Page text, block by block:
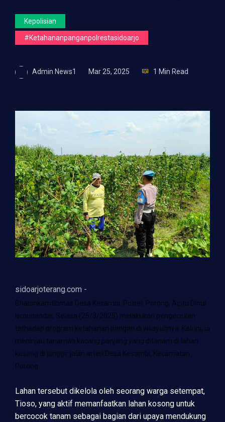
Kepolisian
#ketahananpanganpolrestasidoarjo
Admin News1 Mar 25, 2025 1 Min Read
sidoarjoterang.com -
Bhabinkamtibmas Desa Kesambi, Polsek Porong, Aiptu Dinul
Ismunandar, Selasa (25/3/2025) melakukan pengecekan
terhadap program ketahanan pangan di wilayahnya. Kali ini, ia
meninjau tanaman kacang panjang yang ditanam di lahan
kosong di pinggir jalan arteri Desa Kesambi, Kecamatan
Porong.
Lahan tersebut dikelola oleh seorang warga setempat,
Tioso, yang aktif memanfaatkan lahan kosong untuk
bercocok tanam sebagai bagian dari upaya mendukung